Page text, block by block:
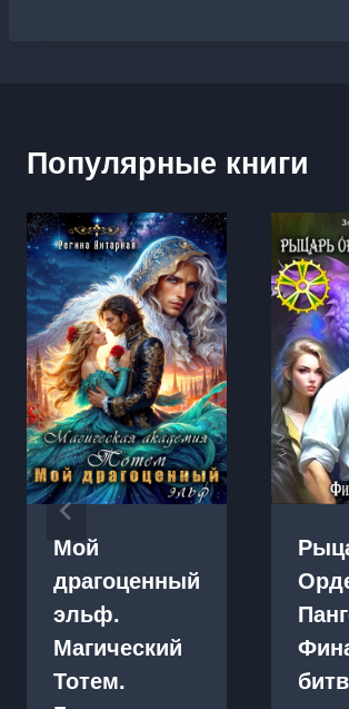
Популярные книги
Мой
драгоценный
эльф.
Магический
Тотем.